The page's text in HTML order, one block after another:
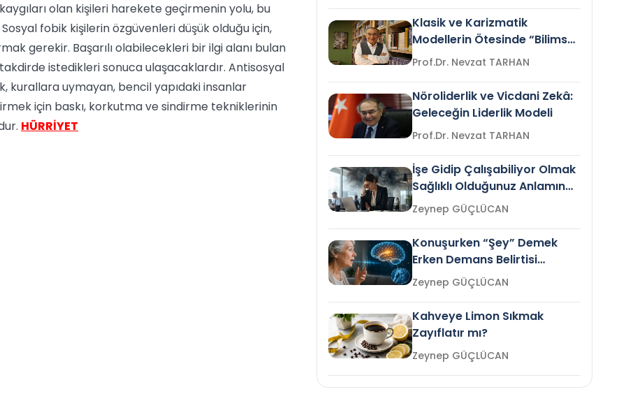
olan kişileri harekete geçirmenin yolu, bu
fobik kişilerin özgüvenleri düşük olduğu için,
gerekir. Başarılı olabilecekleri bir ilgi alanı bulan
istedikleri sonuca ulaşacaklardır. Antisosyal
kurallara uymayan, bencil yapıdaki insanlar
için baskı, korkutma ve sindirme tekniklerinin
HÜRRİYET
Klasik ve Karizmatik
Modellerin Ötesinde “Bilimsel
Liderlik”
Prof.Dr. Nevzat TARHAN
Nöroliderlik ve Vicdani Zekâ:
Geleceğin Liderlik Modeli
Prof.Dr. Nevzat TARHAN
İşe Gidip Çalışabiliyor Olmak
Sağlıklı Olduğunuz Anlamına
Gelir mi?Zeynep GÜÇLÜCAN
Konuşurken “Şey” Demek
Erken Demans Belirtisi
Olabilir mi?Zeynep GÜÇLÜCAN
Kahveye Limon Sıkmak
Zayıflatır mı?
Zeynep GÜÇLÜCAN